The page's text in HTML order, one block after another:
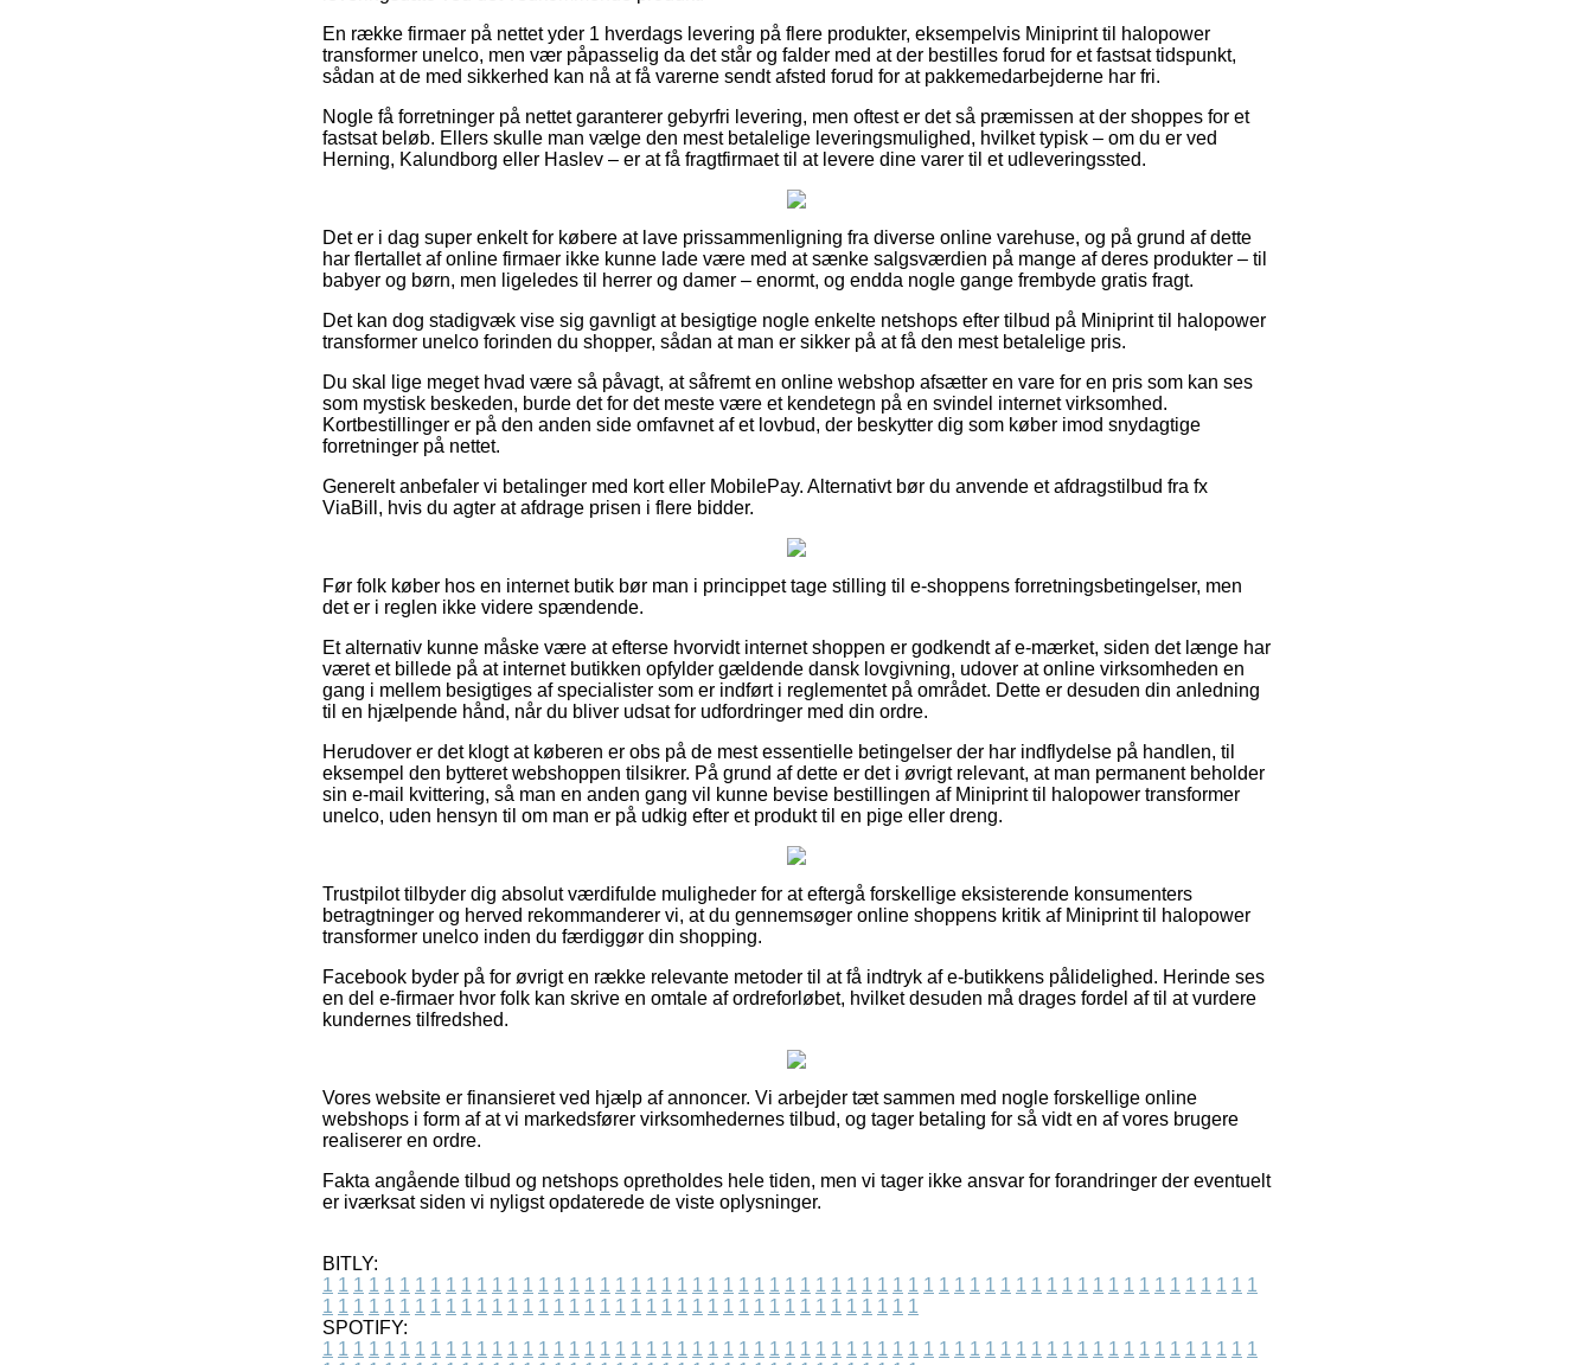
En række firmaer på nettet yder 1 hverdags levering på flere produkter, eksempelvis Miniprint til halopower
transformer unelco, men vær påpasselig da det står og falder med at der bestilles forud for et fastsat tidspunkt,
sådan at de med sikkerhed kan nå at få varerne sendt afsted forud for at pakkemedarbejderne har fri.
Nogle få forretninger på nettet garanterer gebyrfri levering, men oftest er det så præmissen at der shoppes for et
fastsat beløb. Ellers skulle man vælge den mest betalelige leveringsmulighed, hvilket typisk – om du er ved
Herning, Kalundborg eller Haslev – er at få fragtfirmaet til at levere dine varer til et udleveringssted.
Det er i dag super enkelt for købere at lave prissammenligning fra diverse online varehuse, og på grund af dette
har flertallet af online firmaer ikke kunne lade være med at sænke salgsværdien på mange af deres produkter – til
babyer og børn, men ligeledes til herrer og damer – enormt, og endda nogle gange frembyde gratis fragt.
Det kan dog stadigvæk vise sig gavnligt at besigtige nogle enkelte netshops efter tilbud på Miniprint til halopower
transformer unelco forinden du shopper, sådan at man er sikker på at få den mest betalelige pris.
Du skal lige meget hvad være så påvagt, at såfremt en online webshop afsætter en vare for en pris som kan ses
som mystisk beskeden, burde det for det meste være et kendetegn på en svindel internet virksomhed.
Kortbestillinger er på den anden side omfavnet af et lovbud, der beskytter dig som køber imod snydagtige
forretninger på nettet.
Generelt anbefaler vi betalinger med kort eller MobilePay. Alternativt bør du anvende et afdragstilbud fra fx
ViaBill, hvis du agter at afdrage prisen i flere bidder.
Før folk køber hos en internet butik bør man i princippet tage stilling til e-shoppens forretningsbetingelser, men
det er i reglen ikke videre spændende.
Et alternativ kunne måske være at efterse hvorvidt internet shoppen er godkendt af e-mærket, siden det længe har
været et billede på at internet butikken opfylder gældende dansk lovgivning, udover at online virksomheden en
gang i mellem besigtiges af specialister som er indført i reglementet på området. Dette er desuden din anledning
til en hjælpende hånd, når du bliver udsat for udfordringer med din ordre.
Herudover er det klogt at køberen er obs på de mest essentielle betingelser der har indflydelse på handlen, til
eksempel den bytteret webshoppen tilsikrer. På grund af dette er det i øvrigt relevant, at man permanent beholder
sin e-mail kvittering, så man en anden gang vil kunne bevise bestillingen af Miniprint til halopower transformer
unelco, uden hensyn til om man er på udkig efter et produkt til en pige eller dreng.
Trustpilot tilbyder dig absolut værdifulde muligheder for at eftergå forskellige eksisterende konsumenters
betragtninger og herved rekommanderer vi, at du gennemsøger online shoppens kritik af Miniprint til halopower
transformer unelco inden du færdiggør din shopping.
Facebook byder på for øvrigt en række relevante metoder til at få indtryk af e-butikkens pålidelighed. Herinde ses
en del e-firmaer hvor folk kan skrive en omtale af ordreforløbet, hvilket desuden må drages fordel af til at vurdere
kundernes tilfredshed.
Vores website er finansieret ved hjælp af annoncer. Vi arbejder tæt sammen med nogle forskellige online
webshops i form af at vi markedsfører virksomhedernes tilbud, og tager betaling for så vidt en af vores brugere
realiserer en ordre.
Fakta angående tilbud og netshops opretholdes hele tiden, men vi tager ikke ansvar for forandringer der eventuelt
er iværksat siden vi nyligst opdaterede de viste oplysninger.
BITLY:
1 1 1 1 1 1 1 1 1 1 1 1 1 1 1 1 1 1 1 1 1 1 1 1 1 1 1 1 1 1 1 1 1 1 1 1 1 1 1 1 1 1 1 1 1 1 1 1 1 1 1 1 1 1 1 1 1 1 1 1 1
1 1 1 1 1 1 1 1 1 1 1 1 1 1 1 1 1 1 1 1 1 1 1 1 1 1 1 1 1 1 1 1 1 1 1 1 1 1 1
SPOTIFY:
1 1 1 1 1 1 1 1 1 1 1 1 1 1 1 1 1 1 1 1 1 1 1 1 1 1 1 1 1 1 1 1 1 1 1 1 1 1 1 1 1 1 1 1 1 1 1 1 1 1 1 1 1 1 1 1 1 1 1 1 1